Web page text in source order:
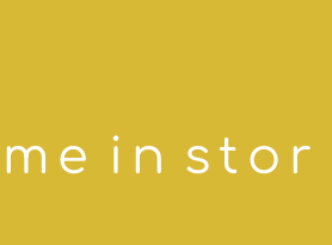
m e i n s t o r